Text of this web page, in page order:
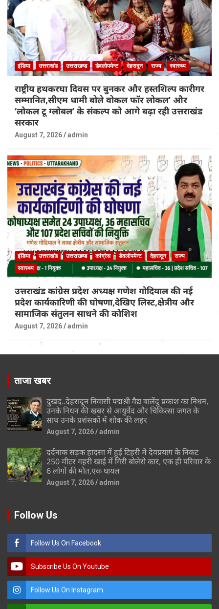
इंडिया उत्तराखंड उत्तराखण्ड डेवलोपमेन्ट देहरादून राज्य स्वास्थ्य
राष्ट्रीय हथकरघा दिवस पर बुनकर और हस्तशिल्प कारीगर
सम्मानित,सीएम धामी बोले वोकल फॉर लोकल’ और
‘लोकल टू ग्लोबल’ के संकल्प को आगे बढ़ा रही उत्तराखंड
सरकार
August 7, 2026 admin
इंडिया उत्तराखंड उत्तराखण्ड कांग्रेस डेवलोपमेन्ट देहरादून
राज्य
स्वास्थ्य
उत्तराखंड कांग्रेस प्रदेश अध्यक्ष गणेश गोदियाल की नई
प्रदेश कार्यकारिणी की घोषणा,देखिए लिस्ट,क्षेत्रीय और
सामाजिक संतुलन साधने की कोशिश
August 7, 2026 admin
ताजा खबर
दुखद..देहरादून निवासी पद्मश्री वैद्य बालेंदु प्रकाश का निधन,
उनके निधन की खबर से आयुर्वेद और चिकित्सा जगत के
साथ उनके प्रशंसकों में शोक की लहर
August 7, 2026 admin
दर्दनाक सड़क हादसा में हुई टिहरी मे देवप्रयाग के निकट
250 मीटर गहरी खाई में गिरी बोलेरो कार, एक ही परिवार के
6 लोगों की मौत,एक घायल
August 7, 2026 admin
Follow Us
Follow Us On Facebook
Subscribe Us On Youtube
Follow Us On Instagram